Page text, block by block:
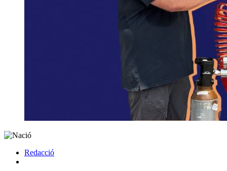
Redacció